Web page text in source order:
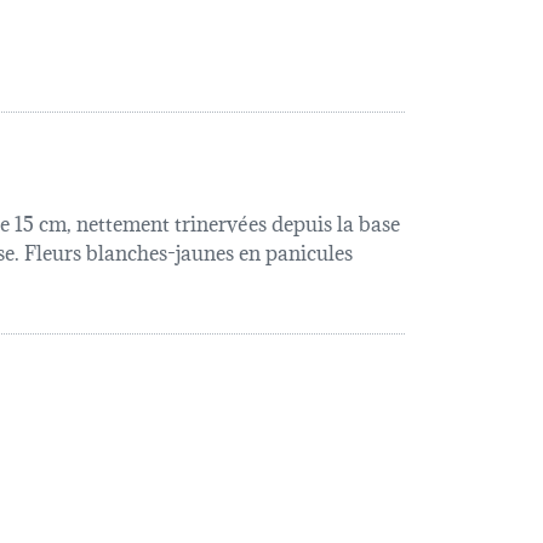
cm, nettement trinervées depuis la base
Fleurs blanches-jaunes en panicules